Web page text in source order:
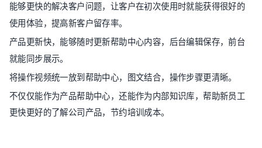
能够更快的解决客户问题，让客户在初次使用时就能获得很好的
使用体验，提高新客户留存率。
产品更新快，能够随时更新帮助中心内容，后台编辑保存，前台
就能同步展示。
将操作视频统一放到帮助中心，图文结合，操作步骤更清晰。
不仅仅能作为产品帮助中心，还能作为内部知识库，帮助新员工
更快更好的了解公司产品，节约培训成本。